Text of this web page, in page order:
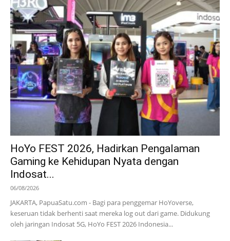
HoYo FEST 2026, Hadirkan Pengalaman
Gaming ke Kehidupan Nyata dengan
Indosat...
06/08/2026
JAKARTA, PapuaSatu.com - Bagi para penggemar HoYoverse,
keseruan tidak berhenti saat mereka log out dari game. Didukung
oleh jaringan Indosat 5G, HoYo FEST 2026 Indonesia...